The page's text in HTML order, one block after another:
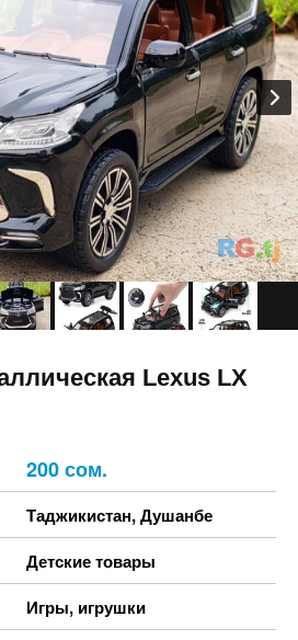
Lexus LX
200 сом.
Таджикистан,Душанбе
Детские товары
Игры, игрушки